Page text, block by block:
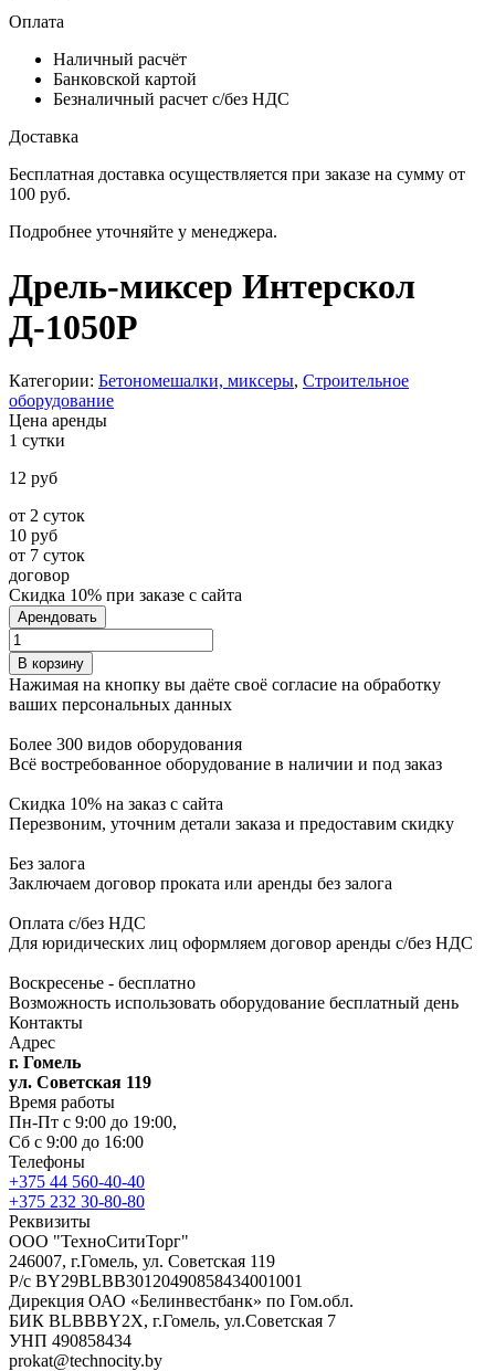
Оплата
Наличный расчёт
Банковской картой
Безналичный расчет с/без НДС
Доставка
Бесплатная доставка осуществляется при заказе на сумму от
100 руб.
Подробнее уточняйте у менеджера.
Дрель-миксер Интерскол
Д-1050P
Категории: Бетономешалки, миксеры, Строительное
оборудование
Цена аренды
1 сутки
12 руб
от 2 суток
10 руб
от 7 суток
договор
Скидка 10% при заказе с сайта
Арендовать
Количество
товара
Дрель-
миксер
Интерскол
Д-1050P
В корзину
Нажимая на кнопку вы даёте своё согласие на обработку
ваших персональных данных
Более 300 видов оборудования
Всё востребованное оборудование в наличии и под заказ
Скидка 10% на заказ с сайта
Перезвоним, уточним детали заказа и предоставим скидку
Без залога
Заключаем договор проката или аренды без залога
Оплата с/без НДС
Для юридических лиц оформляем договор аренды с/без НДС
Воскресенье - бесплатно
Возможность использовать оборудование бесплатный день
Контакты
Адрес
г. Гомель
ул. Советская 119
Время работы
Пн-Пт с 9:00 до 19:00,
Сб с 9:00 до 16:00
Телефоны
+375 44 560-40-40
+375 232 30-80-80
Реквизиты
ООО "ТехноСитиТорг"
246007, г.Гомель, ул. Советская 119
Р/с BY29BLBB30120490858434001001
Дирекция ОАО «Белинвестбанк» по Гом.обл.
БИК BLBBBY2X, г.Гомель, ул.Советская 7
УНП 490858434
prokat@technocity.by